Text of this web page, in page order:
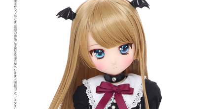
よくあるご質問（Q&A）
◆◆さとふる◆◆